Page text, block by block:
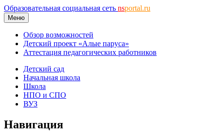
Образовательная социальная сеть nsportal.ru
Меню
Обзор возможностей
Детский проект «Алые паруса»
Аттестация педагогических работников
Детский сад
Начальная школа
Школа
НПО и СПО
ВУЗ
Навигация